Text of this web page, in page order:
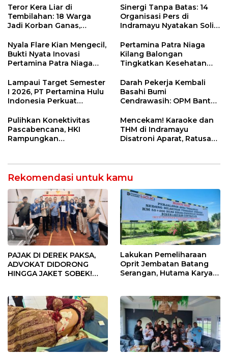
Ngamuk Kepung Polresta
Pekanbaru!
55 Tol Binjai–Langsa
Teror Kera Liar di
Tembilahan: 18 Warga
Jadi Korban Ganas,
12 Jahitan!
Sinergi Tanpa Batas: 14
Organisasi Pers di
Indramayu Nyatakan Solid
Nyala Flare Kian Mengecil,
Bukti Nyata Inovasi
Pertamina Patra Niaga
Net Zero Emission 2060
Pertamina Patra Niaga
Kilang Balongan
Tingkatkan Kesehatan
Pemeriksaan Kesehatan
Rutin dan Edukasi
Perawatan Gigi
Lampaui Target Semester
I 2026, PT Pertamina Hulu
Indonesia Perkuat
Nasional Lewat Inovasi &
Keselamatan Kerja
Darah Pekerja Kembali
Basahi Bumi
Cendrawasih: OPM Bantai
di Tolikara!
Pulihkan Konektivitas
Pascabencana, HKI
Rampungkan
Mencekam! Karaoke dan
THM di Indramayu
Disatroni Aparat, Ratusan
Rekomendasi untuk kamu
PAJAK DI DEREK PAKSA,
ADVOKAT DIDORONG
HINGGA JAKET SOBEK!
Pekanbaru!
Lakukan Pemeliharaan
Oprit Jembatan Batang
Serangan, Hutama Karya